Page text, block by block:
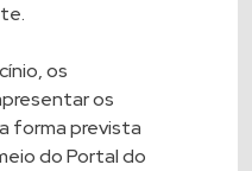
os
os
forma prevista
do Portal do